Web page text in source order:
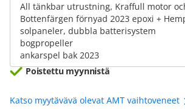
All tänkbar utrustning, Kraffull motor
Bottenfärgen förnyad 2023 epoxi +
solpaneler, dubbla batterisystem
bogpropeller
ankarspel bak 2023
Poistettu myynnistä
Katso myytävävä olevat AMT vaihtoveneet